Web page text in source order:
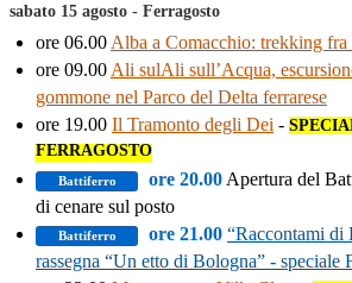
sabato 15 agosto - Ferragosto
ore 06.00Alba a Comacchio: trekking
ore 09.00Ali sulAli sull’Acqua,
gommone nel Parco del Delta ferrarese
ore 19.00 Il Tramonto degli Dei -
FERRAGOSTO
Battiferro ore 20.00Apertura del
di cenare sul posto
Battiferro ore 21.00 “Raccontami di
rassegna “Un etto di Bologna” - speciale